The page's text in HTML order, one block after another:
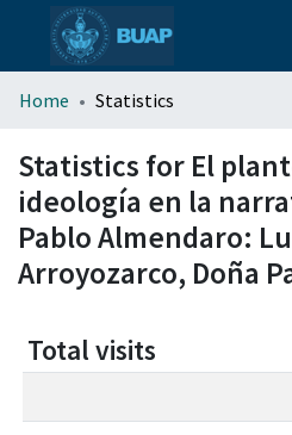
menu.section.about_menu
All of DSpace
Home Statistics
Statistics for El
ideología en la
Pablo Almendaro:
Arroyozarco, Doña
Total visits